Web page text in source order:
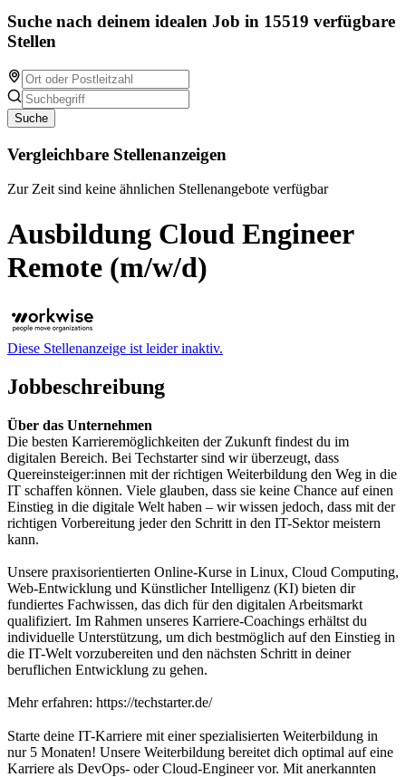
Suche nach deinem idealen Job in 15519 verfügbare
Stellen
Suche
Vergleichbare Stellenanzeigen
Zur Zeit sind keine ähnlichen Stellenangebote verfügbar
Ausbildung Cloud Engineer
Remote (m/w/d)
Diese Stellenanzeige ist leider inaktiv.
Jobbeschreibung
Über das Unternehmen
Die besten Karrieremöglichkeiten der Zukunft findest du im
digitalen Bereich. Bei Techstarter sind wir überzeugt, dass
Quereinsteiger:innen mit der richtigen Weiterbildung den Weg in die
IT schaffen können. Viele glauben, dass sie keine Chance auf einen
Einstieg in die digitale Welt haben – wir wissen jedoch, dass mit der
richtigen Vorbereitung jeder den Schritt in den IT-Sektor meistern
kann.
Unsere praxisorientierten Online-Kurse in Linux, Cloud Computing,
Web-Entwicklung und Künstlicher Intelligenz (KI) bieten dir
fundiertes Fachwissen, das dich für den digitalen Arbeitsmarkt
qualifiziert. Im Rahmen unseres Karriere-Coachings erhältst du
individuelle Unterstützung, um dich bestmöglich auf den Einstieg in
die IT-Welt vorzubereiten und den nächsten Schritt in deiner
beruflichen Entwicklung zu gehen.
Mehr erfahren: https://techstarter.de/
Starte deine IT-Karriere mit einer spezialisierten Weiterbildung in
nur 5 Monaten! Unsere Weiterbildung bereitet dich optimal auf eine
Karriere als DevOps- oder Cloud-Engineer vor. Mit anerkannten